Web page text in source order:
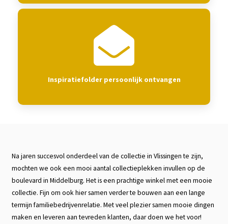
Inspiratiefolder persoonlijk ontvangen
Na jaren succesvol onderdeel van de collectie in Vlissingen te zijn,
mochten we ook een mooi aantal collectieplekken invullen op de
boulevard in Middelburg. Het is een prachtige winkel met een mooie
collectie. Fijn om ook hier samen verder te bouwen aan een lange
termijn familiebedrijvenrelatie. Met veel plezier samen mooie dingen
maken en leveren aan tevreden klanten, daar doen we het voor!